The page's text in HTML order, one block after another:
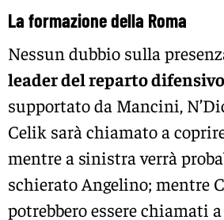
La formazione della Roma
Nessun dubbio sulla
leader del reparto difensivo
supportato da Mancini,
Celik sarà chiamato a
mentre a sinistra verrà
schierato Angelino; mentre
potrebbero essere chiamati